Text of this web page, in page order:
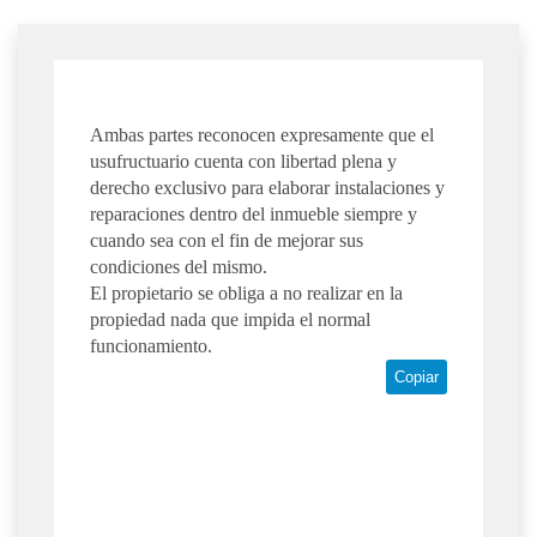
Ambas partes reconocen expresamente que el
usufructuario cuenta con libertad plena y
derecho exclusivo para elaborar instalaciones y
reparaciones dentro del inmueble siempre y
cuando sea con el fin de mejorar sus
condiciones del mismo.
El propietario se obliga a no realizar en la
propiedad nada que impida el normal
funcionamiento.
Copiar